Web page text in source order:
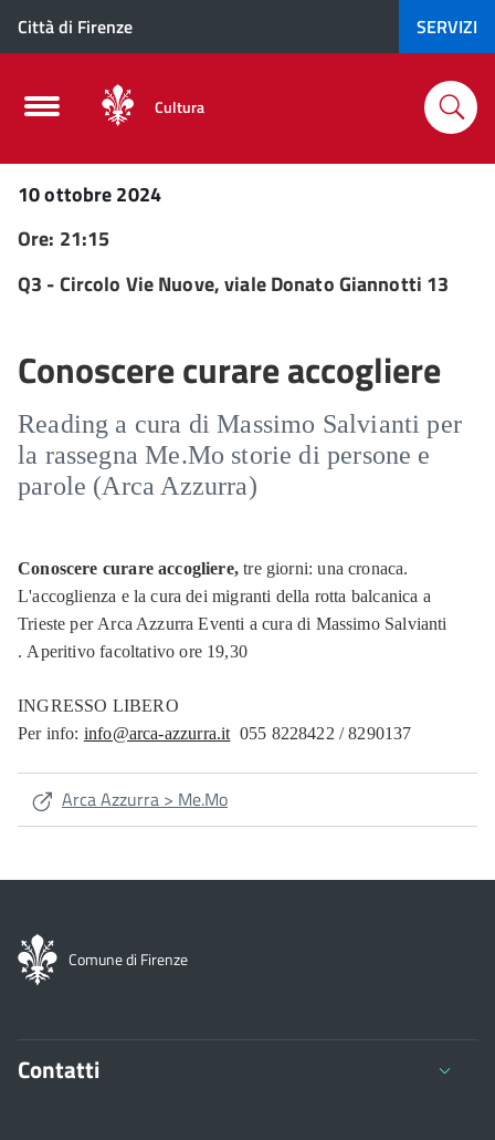
Città di Firenze SERVIZI
Cultura
10 ottobre 2024
Ore: 21:15
Q3 - Circolo Vie Nuove, viale Donato Giannotti 13
Conoscere curare accogliere
Reading a cura di Massimo Salvianti per
la rassegna Me.Mo storie di persone e
parole (Arca Azzurra)
Conoscere curare accogliere, tre giorni: una cronaca.
L'accoglienza e la cura dei migranti della rotta balcanica a
Trieste per Arca Azzurra Eventi a cura di Massimo Salvianti
. Aperitivo facoltativo ore 19,30
INGRESSO LIBERO
Per info: info@arca-azzurra.it 055 8228422 / 8290137
Arca Azzurra > Me.Mo
Comune di Firenze
Contatti